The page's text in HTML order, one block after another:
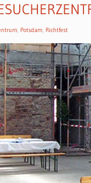
, Potsdam, Richtfest